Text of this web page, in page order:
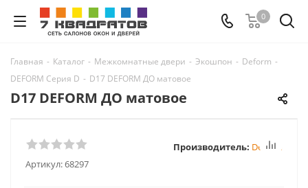
0
Главная - Каталог - Межкомнатные двери - Экошпон - Deform -
DEFORM Серия D - D17 DEFORM ДО матовое
D17 DEFORM ДО матовое
Артикул:68297
Производитель: Deform